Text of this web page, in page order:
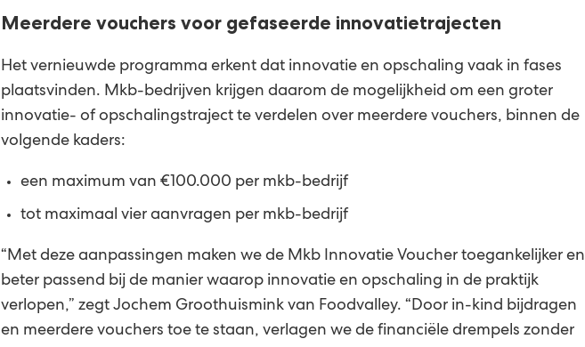
Meerdere vouchers voor gefaseerde innovatietrajecten
Het vernieuwde programma erkent dat innovatie en opschaling vaak in fases
plaatsvinden. Mkb-bedrijven krijgen daarom de mogelijkheid om een groter
innovatie- of opschalingstraject te verdelen over meerdere vouchers, binnen de
volgende kaders:
een maximum van €100.000 per mkb-bedrijf
tot maximaal vier aanvragen per mkb-bedrijf
“Met deze aanpassingen maken we de Mkb Innovatie Voucher toegankelijker en
beter passend bij de manier waarop innovatie en opschaling in de praktijk
verlopen,” zegt Jochem Groothuismink van Foodvalley. “Door in-kind bijdragen
en meerdere vouchers toe te staan, verlagen we de financiële drempels zonder